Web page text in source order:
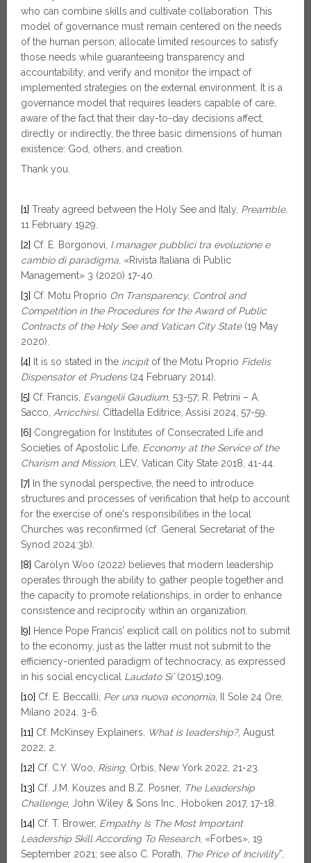
who can combine skills and cultivate collaboration. This
model of governance must remain centered on the needs
of the human person; allocate limited resources to satisfy
those needs while guaranteeing transparency and
accountability; and verify and monitor the impact of
implemented strategies on the external environment. It is a
governance model that requires leaders capable of care,
aware of the fact that their day-to-day decisions affect,
directly or indirectly, the three basic dimensions of human
existence: God, others, and creation.
Thank you.
[1] Treaty agreed between the Holy See and Italy, Preamble,
11 February 1929.
[2] Cf. E. Borgonovi, I manager pubblici tra evoluzione e
cambio di paradigma , «Rivista Italiana di Public
Management» 3 (2020) 17-40.
[3] Cf. Motu Proprio On Transparency, Control and
Competition in the Procedures for the Award of Public
Contracts of the Holy See and Vatican City State(19 May
2020).
[4] It is so stated in the incipit of the Motu Proprio Fidelis
Dispensator et Prudens(24 February 2014).
[5] Cf. Francis, Evangelii Gaudium , 53-57; R. Petrini – A.
Sacco, Arricchirsi, Cittadella Editrice, Assisi 2024, 57-59.
[6] Congregation for Institutes of Consecrated Life and
Societies of Apostolic Life, Economy at the Service of the
Charism and Mission, LEV, Vatican City State 2018, 41-44.
[7]
In the synodal perspective, the need to introduce
structures and processes of verification that help to account
for the exercise of one's responsibilities in the local
Churches was reconfirmed (cf. General Secretariat of the
Synod 2024:3b).
[8] Carolyn Woo (2022) believes that modern leadership
operates through the ability to gather people together and
the capacity to promote relationships, in order to enhance
consistence and reciprocity within an organization.
[9] Hence Pope Francis’ explicit call on politics not to submit
to the economy, just as the latter must not submit to the
efficiency-oriented paradigm of technocracy, as expressed
in his social encyclical Laudato Si’(2015),109.
[10] Cf. E. Beccalli, Per una nuova economia , Il Sole 24 Ore,
Milano 2024, 3-6.
[11] Cf. McKinsey Explainers, What is leadership?, August
2022, 2.
[12] Cf. C.Y. Woo, Rising, Orbis, New York 2022, 21-23.
[13] Cf. J.M. Kouzes and B.Z. Posner, The Leadership
Challenge, John Wiley & Sons Inc., Hoboken 2017, 17-18.
[14] Cf. T. Brower, Empathy Is The Most Important
Leadership Skill According To Research, «Forbes», 19
September 2021; see also C. Porath,
The Price of Incivility”,